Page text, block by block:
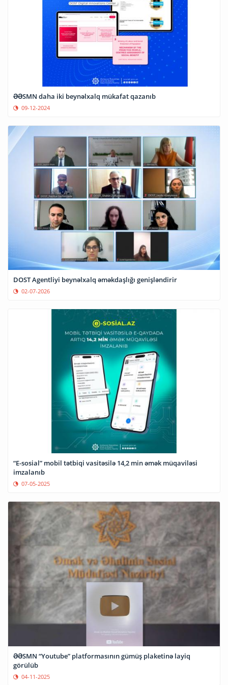
ƏƏSMN daha iki beynəlxalq mükafat qazanıb
09-12-2024
DOST Agentliyi beynəlxalq əməkdaşlığı genişləndirir
02-07-2026
“E-sosial” mobil tətbiqi vasitəsilə 14,2 min əmək müqaviləsi
imzalanıb
07-05-2025
ƏƏSMN “Youtube” platformasının gümüş plaketinə layiq
görülüb
04-11-2025